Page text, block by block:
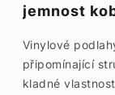
jemnost
Vinylové
připomínající
kladné